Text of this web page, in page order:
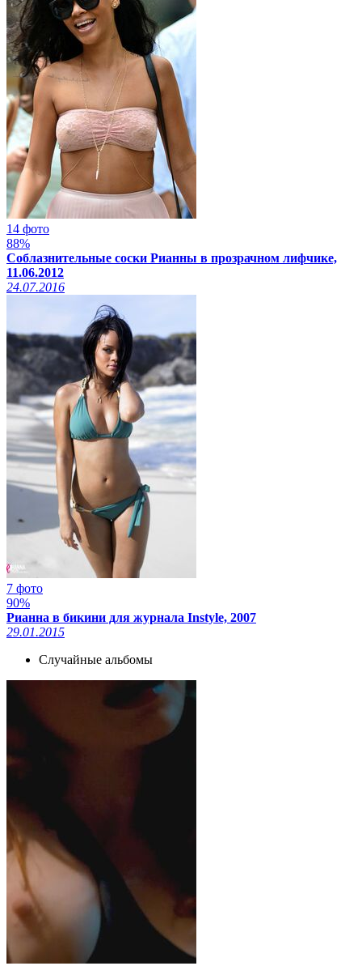
14 фото
88%
Соблазнительные соски Рианны в прозрачном лифчике,
11.06.2012
24.07.2016
7 фото
90%
Рианна в бикини для журнала Instyle, 2007
29.01.2015
Случайные альбомы